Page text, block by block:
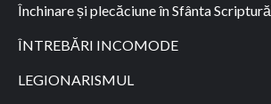
Închinare și plecăciune în Sfânta Scriptură
ÎNTREBĂRI INCOMODE
LEGIONARISMUL